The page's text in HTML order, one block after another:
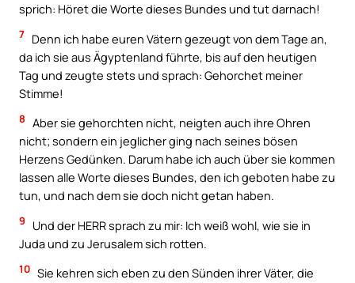
sprich: Höret die Worte dieses Bundes und tut darnach!
7 Denn ich habe euren Vätern gezeugt von dem Tage an,
da ich sie aus Ägyptenland führte, bis auf den heutigen
Tag und zeugte stets und sprach: Gehorchet meiner
Stimme!
8 Aber sie gehorchten nicht, neigten auch ihre Ohren
nicht; sondern ein jeglicher ging nach seines bösen
Herzens Gedünken. Darum habe ich auch über sie kommen
lassen alle Worte dieses Bundes, den ich geboten habe zu
tun, und nach dem sie doch nicht getan haben.
9
Und der HERR sprach zu mir: Ich weiß wohl, wie sie in
Juda und zu Jerusalem sich rotten.
10 Sie kehren sich eben zu den Sünden ihrer Väter, die